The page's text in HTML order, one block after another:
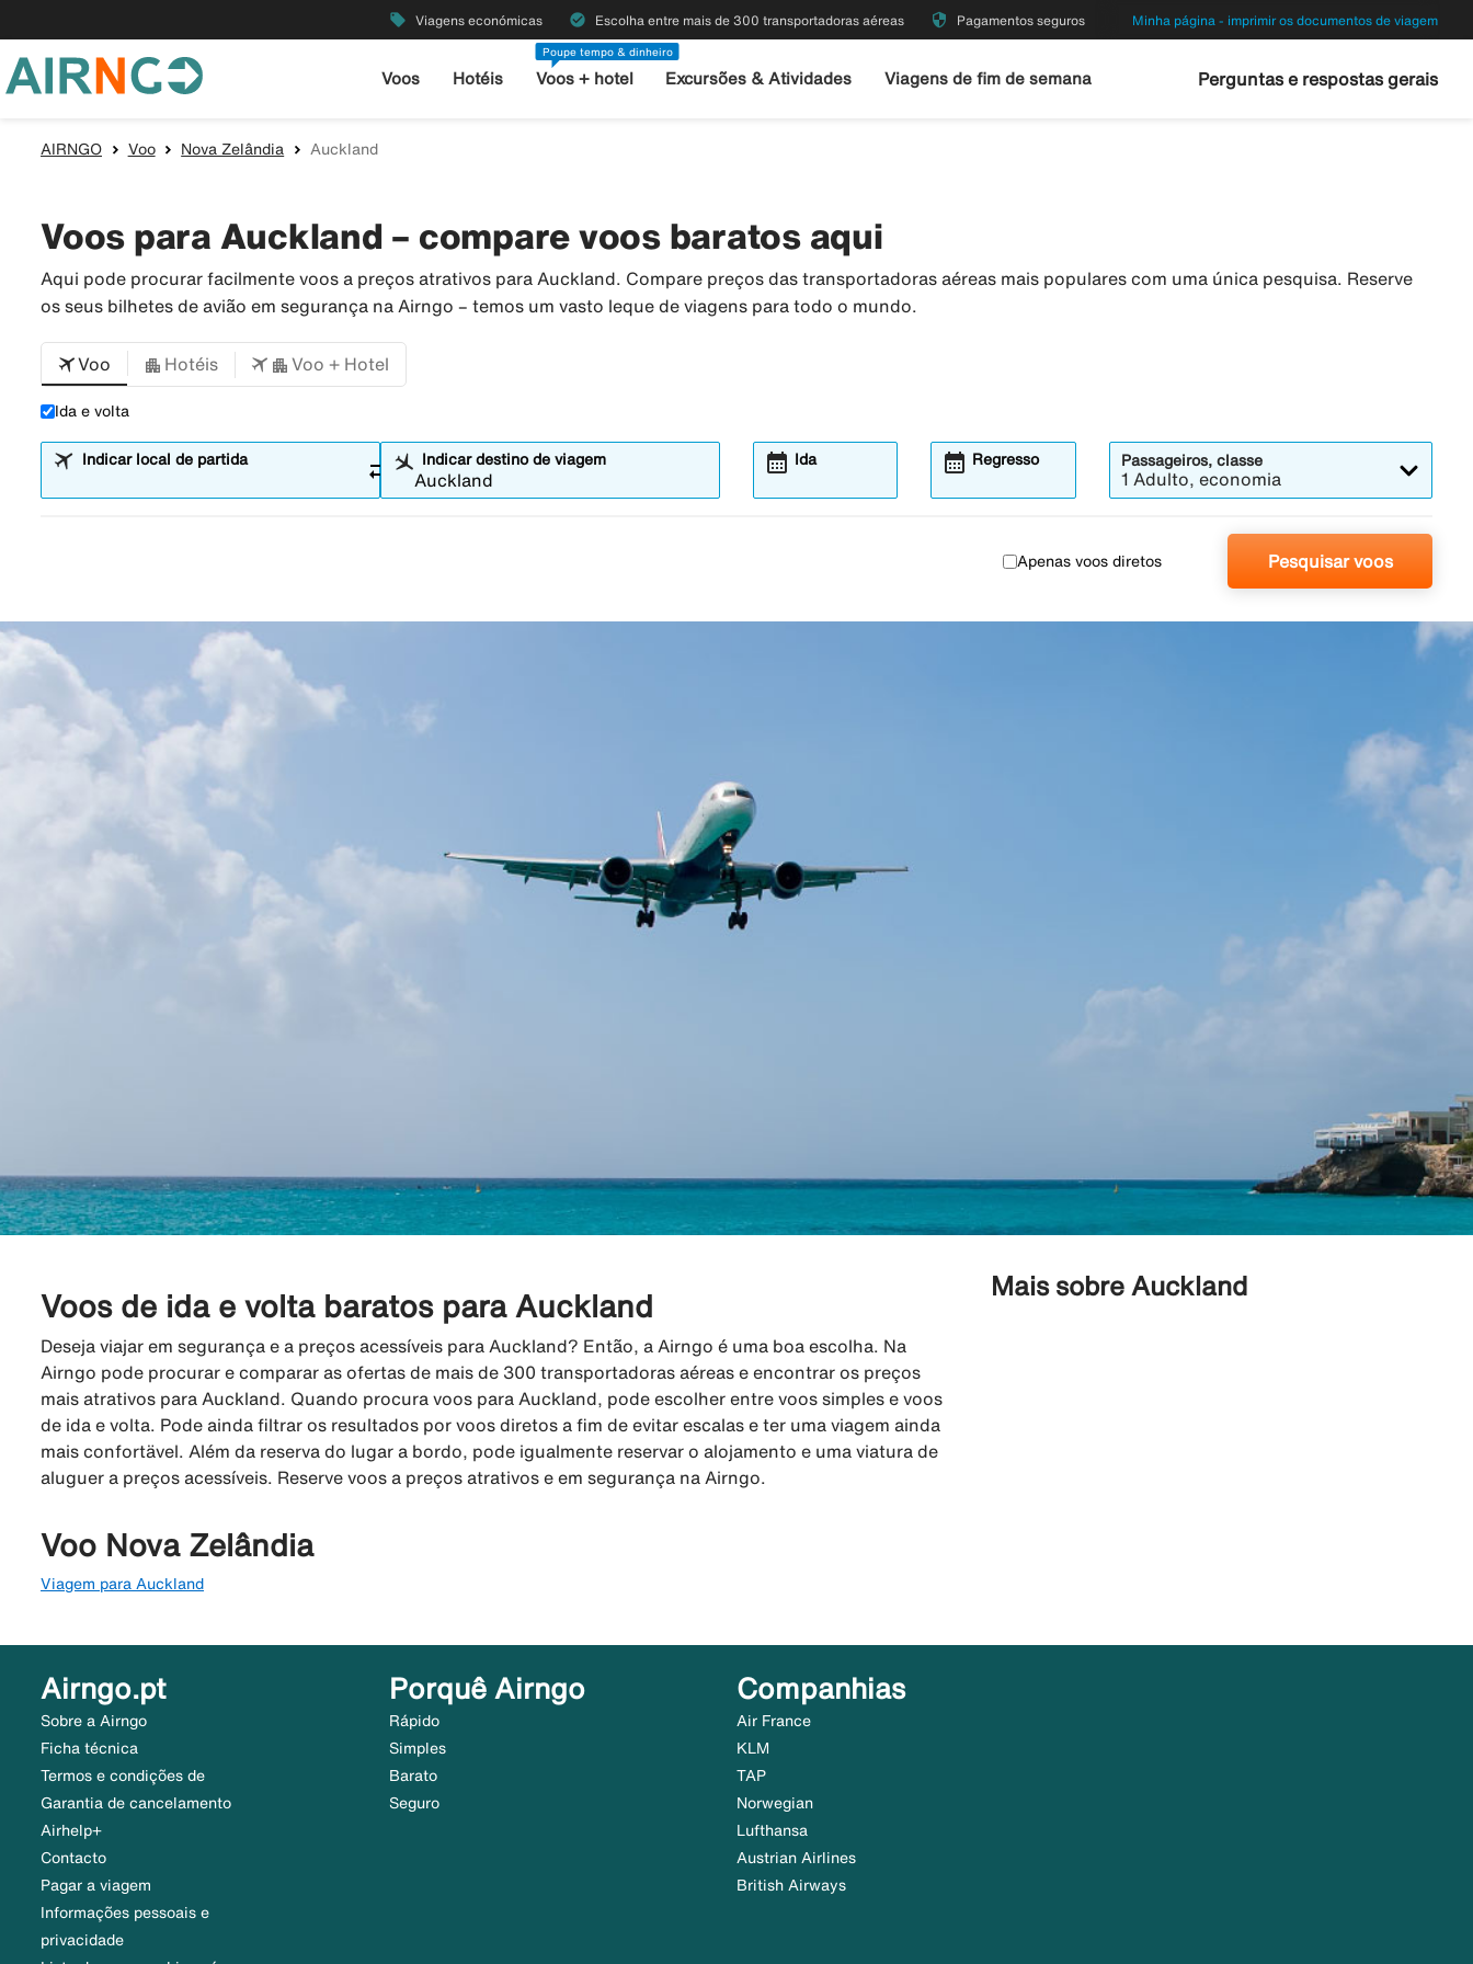
local_offer Viagens económicas check_circle Escolha entre mais de 300 transportadoras aéreas security Pagamentos seguros Minha página - imprimir os documentos de viagem
Voos Hotéis
Poupe tempo & dinheiro
Voos + hotel Excursões & Atividades Viagens de fim de semana Perguntas e respostas gerais
AIRNGO Voo Nova Zelândia Auckland
Voos para Auckland – compare voos baratos aqui
Aqui pode procurar facilmente voos a preços atrativos para Auckland. Compare preços das transportadoras aéreas mais populares com uma única pesquisa. Reserve
os seus bilhetes de avião em segurança na Airngo – temos um vasto leque de viagens para todo o mundo.
Voo Hotéis Voo + Hotel
Ida e volta
Indicar local de partida sync_alt Indicar destino de viagem Ida
calendar_month Regresso
calendar_month Passageiros, classe
1 Adulto, economia
Apenas voos diretos Pesquisar voos
Voos de ida e volta baratos para Auckland
Deseja viajar em segurança e a preços acessíveis para Auckland? Então, a Airngo é uma boa escolha. Na
Airngo pode procurar e comparar as ofertas de mais de 300 transportadoras aéreas e encontrar os preços
mais atrativos para Auckland. Quando procura voos para Auckland, pode escolher entre voos simples e voos
de ida e volta. Pode ainda filtrar os resultados por voos diretos a fim de evitar escalas e ter uma viagem ainda
mais confortävel. Além da reserva do lugar a bordo, pode igualmente reservar o alojamento e uma viatura de
aluguer a preços acessíveis. Reserve voos a preços atrativos e em segurança na Airngo.
Mais sobre Auckland
Voo Nova Zelândia
Viagem para Auckland
Airngo.pt
Sobre a Airngo
Ficha técnica
Termos e condições de
Garantia de cancelamento
Airhelp+
Contacto
Pagar a viagem
Informações pessoais e
privacidade
Porquê Airngo
Rápido
Simples
Barato
Seguro
Companhias
Air France
KLM
TAP
Norwegian
Lufthansa
Austrian Airlines
British Airways